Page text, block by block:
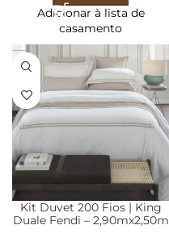
Adicionar à lista de
casamento
Kit Duvet 200 Fios | King
Duale Fendi – 2,90mx2,50m